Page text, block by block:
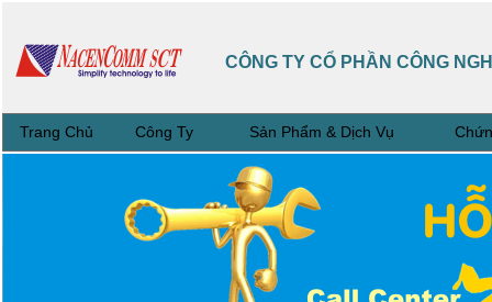
CÔNG TY CỔ PHẦN CÔNG
Trang Chủ Công Ty Sản Phẩm & Dịch Vụ